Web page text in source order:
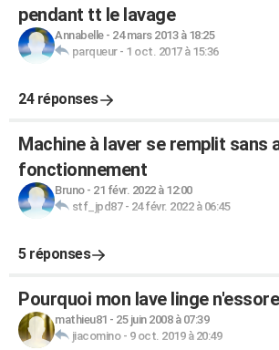
pendant tt le lavage
Annabelle- 24 mars 2013 à 18:25
parqueur- 1 oct. 2017 à 15:36
24 réponses
Machine à laver se remplit sans
fonctionnement
Bruno- 21 févr. 2022 à 12:00
stf_jpd87- 24 févr. 2022 à 06:45
5 réponses
Pourquoi mon lave linge
mathieu81 - 25 juin 2008 à 07:39
jiacomino- 9 oct. 2019 à 20:49